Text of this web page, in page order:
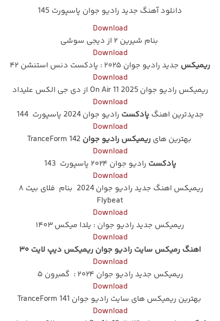
دانلود آهنگ جدید رادیو جوان پاسپورت 145
Download
بنام شیرین ۲ از دیجی سوشی
Download
ریمیکس جدید رادیو جوان ۲۰۲۵ : پادکست دنس استنشن ۴۲
Download
ریمیکس رادیو جوان 2025 On Air 11 از دی جی الکس علیداد
Download
جدیدترین اهنگ پادکست رادیو جوان 2024 پاسپورت 144
Download
بهترین های ریمیکس رادیو جوان
Download
پادکست رادیو جوان ۲۰۲۴ پاسپورت 143
Download
Flybeat
Download
ریمیکس جدید رادیو جوان : یلدا میکس ۱۴۰۳
Download
اهنگ رمیکس سایت رادیو جوان ریمیکس دیپ لایت ۳۰
Download
ریمیکس جدید رادیو جوان ۲۰۲۴ : گمبرون ۵
Download
بهترین ریمیکس های سایت رادیو جوان TranceForm 141
Download